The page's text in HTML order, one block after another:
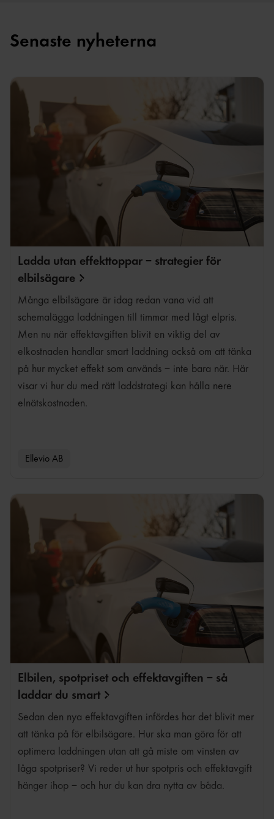
Senaste nyheterna
Ladda utan effekttoppar – strategier för
elbilsägare
Många elbilsägare är idag redan vana vid att
schemalägga laddningen till timmar med lågt elpris.
Men nu när effektavgiften blivit en viktig del av
elkostnaden handlar smart laddning också om att tänka
på hur mycket effekt som används – inte bara när. Här
visar vi hur du med rätt laddstrategi kan hålla nere
elnätskostnaden.
Ellevio AB
Elbilen, spotpriset och effektavgiften – så
laddar du smart
Sedan den nya effektavgiften infördes har det blivit mer
att tänka på för elbilsägare. Hur ska man göra för att
optimera laddningen utan att gå miste om vinsten av
låga spotpriser? Vi reder ut hur spotpris och effektavgift
hänger ihop – och hur du kan dra nytta av båda.